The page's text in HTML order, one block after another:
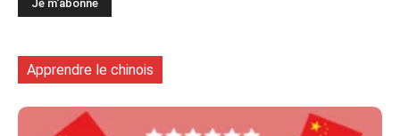
Apprendre le chinois